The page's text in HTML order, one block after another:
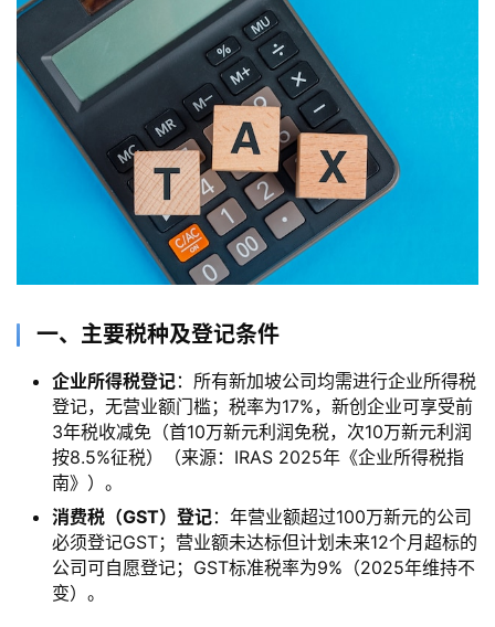
一、主要税种及登记条件
企业所得税登记：所有新加坡公司均需进行企业所得税
登记，无营业额门槛；税率为17%，新创企业可享受前
3年税收减免（首10万新元利润免税，次10万新元利润
按8.5%征税）（来源：IRAS 2025年《企业所得税指
南》）。
消费税（GST）登记：年营业额超过100万新元的公司
必须登记GST；营业额未达标但计划未来12个月超标的
公司可自愿登记；GST标准税率为9%（2025年维持不
变）。